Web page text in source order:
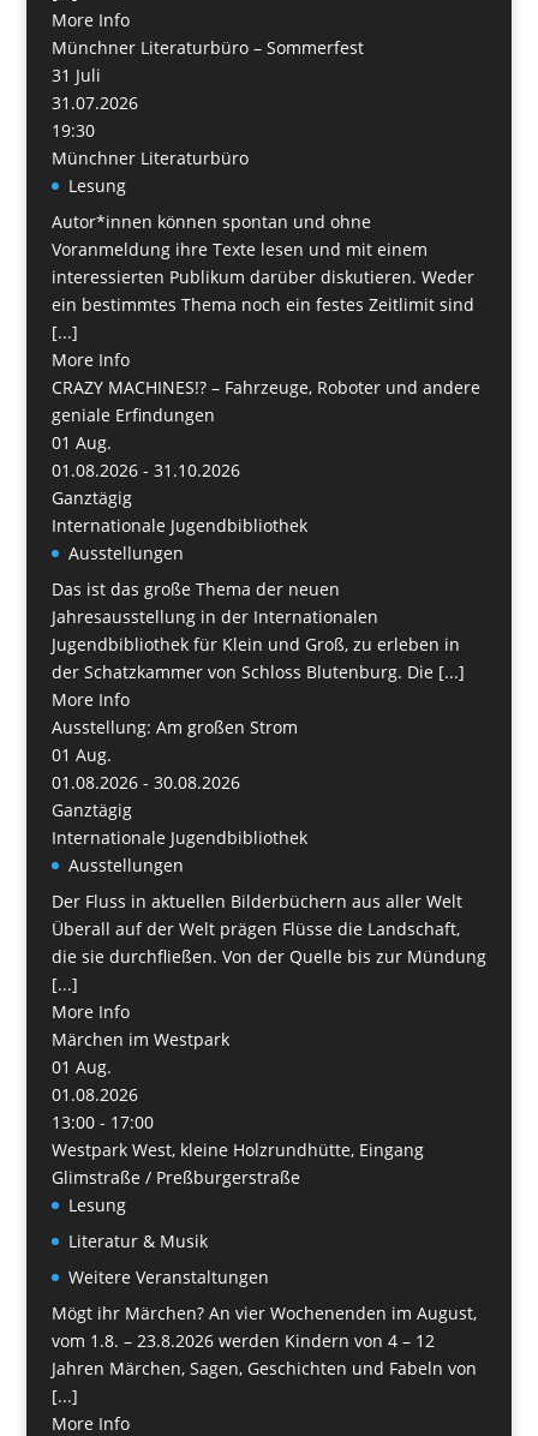
More Info
Münchner Literaturbüro – Sommerfest
31 Juli
31.07.2026
19:30
Münchner Literaturbüro
Lesung
Autor*innen können spontan und ohne
Voranmeldung ihre Texte lesen und mit einem
interessierten Publikum darüber diskutieren. Weder
ein bestimmtes Thema noch ein festes Zeitlimit sind
[...]
More Info
CRAZY MACHINES!? – Fahrzeuge, Roboter und andere
geniale Erfindungen
01 Aug.
01.08.2026 - 31.10.2026
Ganztägig
Internationale Jugendbibliothek
Ausstellungen
Das ist das große Thema der neuen
Jahresausstellung in der Internationalen
Jugendbibliothek für Klein und Groß, zu erleben in
der Schatzkammer von Schloss Blutenburg. Die [...]
More Info
Ausstellung: Am großen Strom
01 Aug.
01.08.2026 - 30.08.2026
Ganztägig
Internationale Jugendbibliothek
Ausstellungen
Der Fluss in aktuellen Bilderbüchern aus aller Welt
Überall auf der Welt prägen Flüsse die Landschaft,
die sie durchfließen. Von der Quelle bis zur Mündung
[...]
More Info
Märchen im Westpark
01 Aug.
01.08.2026
13:00 - 17:00
Westpark West, kleine Holzrundhütte, Eingang
Glimstraße / Preßburgerstraße
Lesung
Literatur & Musik
Weitere Veranstaltungen
Mögt ihr Märchen? An vier Wochenenden im August,
vom 1.8. – 23.8.2026 werden Kindern von 4 – 12
Jahren Märchen, Sagen, Geschichten und Fabeln von
[...]
More Info